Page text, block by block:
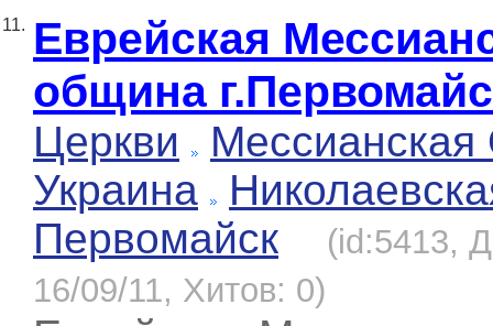
11. Еврейская
община
Церкви
Украина
Первомайск
(id:5413,
16/09/11, Хитов: 0)